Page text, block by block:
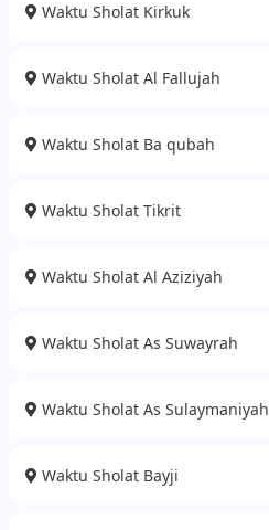
Waktu Sholat Kirkuk
Waktu Sholat Al Fallujah
Waktu Sholat Ba qubah
Waktu Sholat Tikrit
Waktu Sholat Al Aziziyah
Waktu Sholat As Suwayrah
Waktu Sholat As Sulaymaniyah
Waktu Sholat Bayji